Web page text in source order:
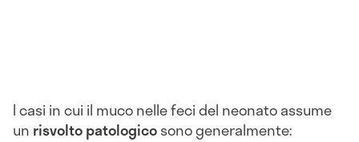
I casi in cui il muco nelle feci del neonato assume
un risvolto patologicosono generalmente: